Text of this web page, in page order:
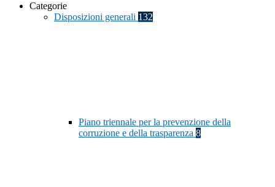
Categorie
Disposizioni generali 132
Piano triennale per la prevenzione della
corruzione e della trasparenza 8